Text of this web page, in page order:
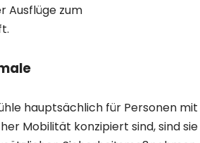
Ausflüge zum
hauptsächlich für Personen mit
Mobilität konzipiert sind, sind sie